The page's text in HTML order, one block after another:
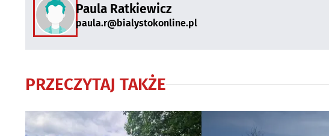
Paula Ratkiewicz
paula.r@bialystokonline.pl
PRZECZYTAJ TAKŻE